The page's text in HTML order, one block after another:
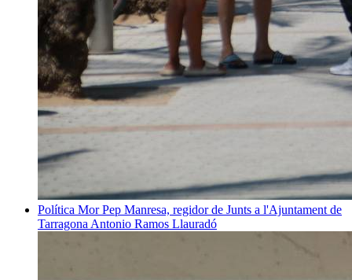
Política Mor Pep Manresa, regidor de Junts a l'Ajuntament de
Tarragona Antonio Ramos Llauradó